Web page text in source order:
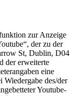
zur Anzeige
der zu der
St, Dublin, D04
der erweiterte
eine
Wiedergabe des/der
Youtube-